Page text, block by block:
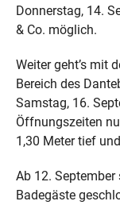
Donnerstag, 14.
& Co. möglich.
Weiter geht’s mit
Bereich des
Samstag, 16.
Öffnungszeiten
1,30 Meter tief
Ab 12.
Badegäste